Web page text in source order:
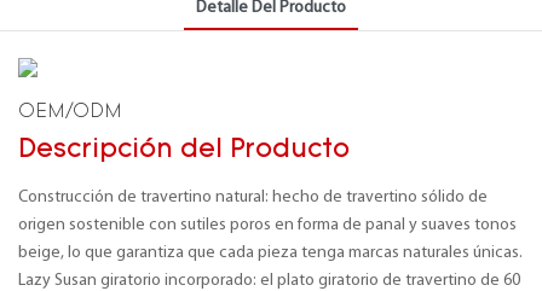
Detalle Del Producto
OEM/ODM
Descripción del Producto
Construcción de travertino natural: hecho de travertino sólido de
origen sostenible con sutiles poros en forma de panal y suaves tonos
beige, lo que garantiza que cada pieza tenga marcas naturales únicas.
Lazy Susan giratorio incorporado: el plato giratorio de travertino de 60